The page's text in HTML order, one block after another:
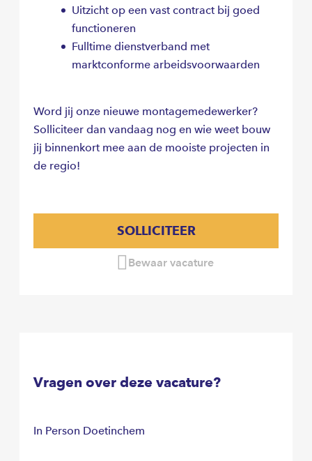
Uitzicht op een vast contract bij goed
functioneren
Fulltime dienstverband met
marktconforme arbeidsvoorwaarden
Word jij onze nieuwe montagemedewerker?
Solliciteer dan vandaag nog en wie weet bouw
jij binnenkort mee aan de mooiste projecten in
de regio!
SOLLICITEER
Bewaar vacature
Vragen over deze vacature?
In Person Doetinchem